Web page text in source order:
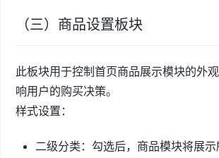
（三）商品设置板块
此板块用于控制首页商品展示模块的外
响用户的购买决策。
样式设置：
二级分类：勾选后，商品模块将展